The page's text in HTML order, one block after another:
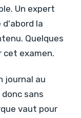
Un expert
d'abord la
Quelques
cet examen.
journal au
sans
vaut pour